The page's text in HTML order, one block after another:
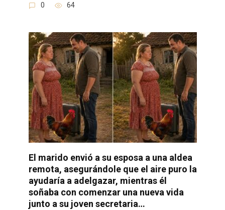
0 64
El marido envió a su esposa a una aldea
remota, asegurándole que el aire puro la
ayudaría a adelgazar, mientras él
soñaba con comenzar una nueva vida
junto a su joven secretaria…